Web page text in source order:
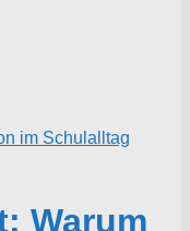
Warum